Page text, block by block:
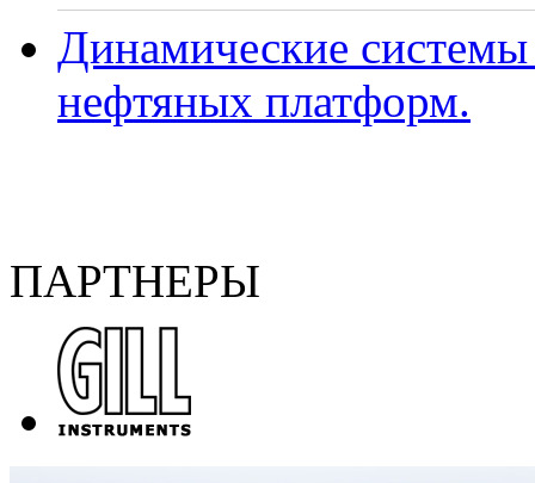
Динамические
нефтяных платформ.
ПАРТНЕРЫ